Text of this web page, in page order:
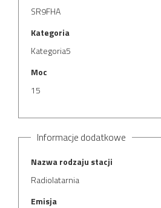
SR9FHA
Kategoria
Kategoria5
Moc
15
Informacje dodatkowe
Nazwa rodzaju stacji
Radiolatarnia
Emisja